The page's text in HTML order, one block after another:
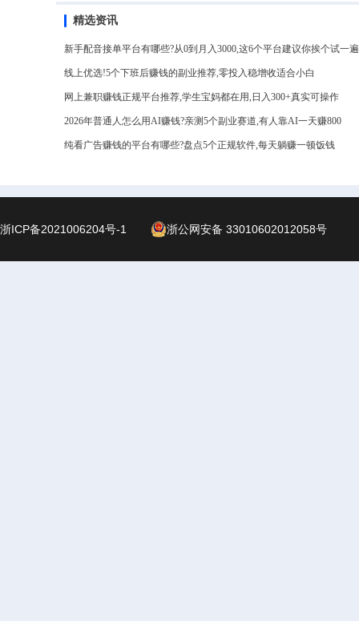
精选资讯
新手配音接单平台有哪些?从0到月入3000,这6个平台建议你挨个试一遍
线上优选!5个下班后赚钱的副业推荐,零投入稳增收适合小白
网上兼职赚钱正规平台推荐,学生宝妈都在用,日入300+真实可操作
2026年普通人怎么用AI赚钱?亲测5个副业赛道,有人靠AI一天赚800
纯看广告赚钱的平台有哪些?盘点5个正规软件,每天躺赚一顿饭钱
浙ICP备2021006204号-1 浙公网安备 33010602012058号